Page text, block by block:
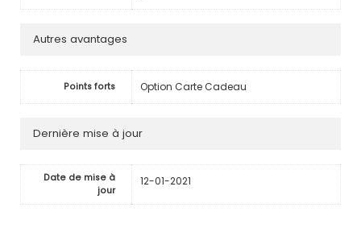
Autres avantages
Points forts Option Carte Cadeau
Dernière mise à jour
Date de mise à
jour
12-01-2021